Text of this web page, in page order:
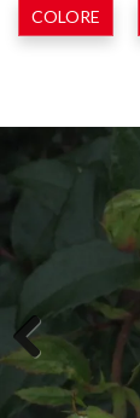
COLORE
Previous